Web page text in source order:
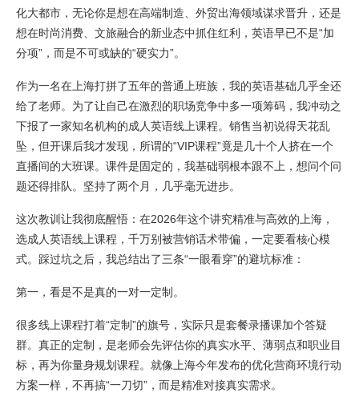
化大都市，无论你是想在高端制造、外贸出海领域谋求晋升，还是
想在时尚消费、文旅融合的新业态中抓住红利，英语早已不是“加
分项”，而是不可或缺的“硬实力”。
作为一名在上海打拼了五年的普通上班族，我的英语基础几乎全还
给了老师。为了让自己在激烈的职场竞争中多一项筹码，我冲动之
下报了一家知名机构的成人英语线上课程。销售当初说得天花乱
坠，但开课后我才发现，所谓的“VIP课程”竟是几十个人挤在一个
直播间的大班课。课件是固定的，我基础弱根本跟不上，想问个问
题还得排队。坚持了两个月，几乎毫无进步。
这次教训让我彻底醒悟：在2026年这个讲究精准与高效的上海，
选成人英语线上课程，千万别被营销话术带偏，一定要看核心模
式。踩过坑之后，我总结出了三条“一眼看穿”的避坑标准：
第一，看是不是真的一对一定制。
很多线上课程打着“定制”的旗号，实际只是套餐录播课加个答疑
群。真正的定制，是老师会先评估你的真实水平、薄弱点和职业目
标，再为你量身规划课程。就像上海今年发布的优化营商环境行动
方案一样，不再搞“一刀切”，而是精准对接真实需求。